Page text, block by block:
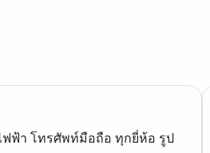
ฟฟ้า โทรศัพท์มือถือ ทุกยี่ห้อ รูป